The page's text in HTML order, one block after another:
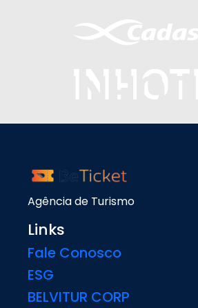
Agência de Turismo
Links
Fale Conosco
ESG
BELVITUR CORP